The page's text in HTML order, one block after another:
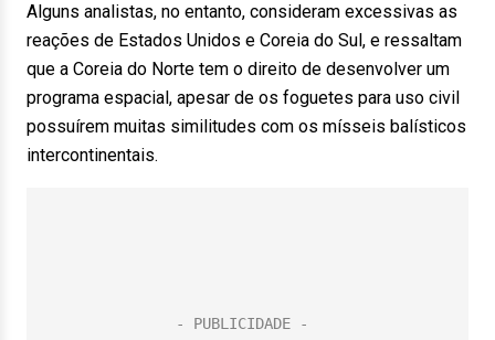
Alguns analistas, no entanto, consideram excessivas as
reações de Estados Unidos e Coreia do Sul, e ressaltam
que a Coreia do Norte tem o direito de desenvolver um
programa espacial, apesar de os foguetes para uso civil
possuírem muitas similitudes com os mísseis balísticos
intercontinentais.